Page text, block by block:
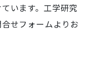
います。工学研究
せフォームよりお